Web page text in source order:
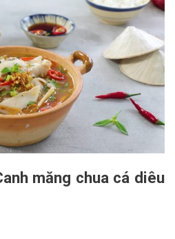
măng chua cá diêu